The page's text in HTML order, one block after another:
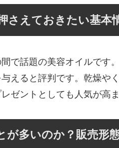
さえておきたい基本
で話題の美容オイルです
えると評判です。乾燥や
ゼントとしても人気が高ま
多いのか？販売形